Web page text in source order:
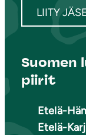
LIITY
Suomen
piirit
Etelä-
Etelä-